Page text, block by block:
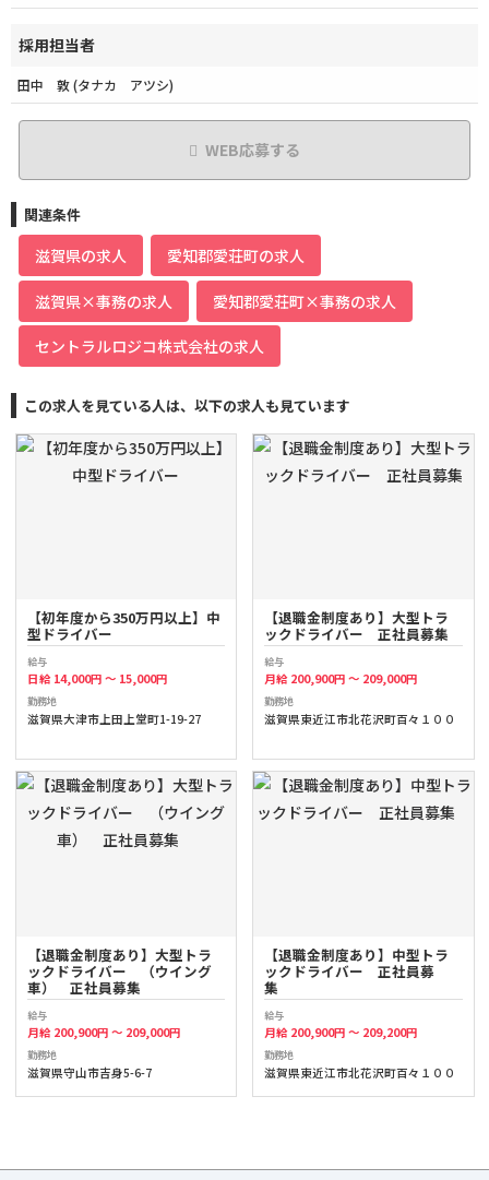
採用担当者
田中 敦 (タナカ アツシ)
WEB応募する
関連条件
滋賀県の求人 愛知郡愛荘町の求人
滋賀県×事務の求人 愛知郡愛荘町×事務の求人
セントラルロジコ株式会社の求人
この求人を見ている人は、以下の求人も見ています
【初年度から350万円以上】中
型ドライバー
給与
日給 14,000円 ～ 15,000円
勤務地
滋賀県大津市上田上堂町1-19-27
【退職金制度あり】大型トラ
ックドライバー 正社員募集
給与
月給 200,900円 ～ 209,000円
勤務地
滋賀県東近江市北花沢町百々１００
【退職金制度あり】大型トラ
ックドライバー （ウイング
車） 正社員募集
給与
月給 200,900円 ～ 209,000円
勤務地
滋賀県守山市吉身5-6-7
【退職金制度あり】中型トラ
ックドライバー 正社員募
集
給与
月給 200,900円 ～ 209,200円
勤務地
滋賀県東近江市北花沢町百々１００